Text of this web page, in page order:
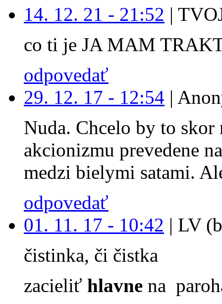
14. 12. 21 - 21:52 |
co ti je JA MAM
odpovedať
29. 12. 17 - 12:54 |
Nuda. Chcelo by to
akcionizmu prevedene
medzi bielymi satami.
odpovedať
01. 11. 17 - 10:42 | LV
čistinka, či čistka
zacieliť hlavne na